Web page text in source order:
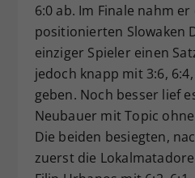
6:0 ab. Im Finale nahm
positionierten Slowaken
einziger Spieler einen
jedoch knapp mit 3:6,
geben. Noch besser lief
Neubauer mit Topic
Die beiden besiegten,
zuerst die